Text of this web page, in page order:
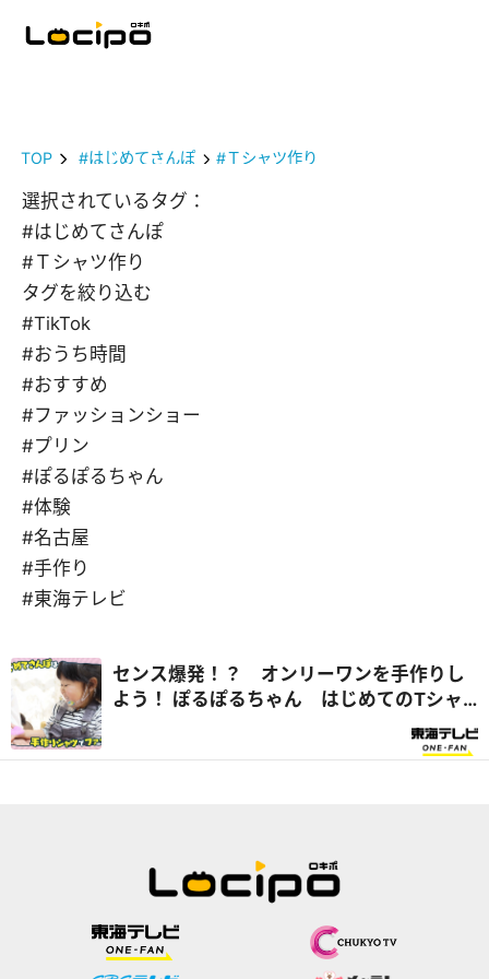
TOP #はじめてさんぽ #Ｔシャツ作り
選択されているタグ：
#はじめてさんぽ
#Ｔシャツ作り
タグを絞り込む
#TikTok
#おうち時間
#おすすめ
#ファッションショー
#プリン
#ぽるぽるちゃん
#体験
#名古屋
#手作り
#東海テレビ
センス爆発！？ オンリーワンを手作りし
よう！ ぽるぽるちゃん はじめてのTシャ